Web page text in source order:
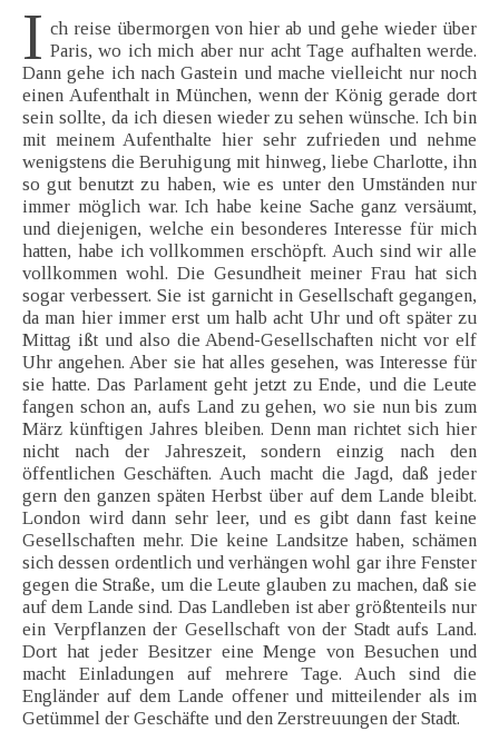
I ch reise übermorgen von hier ab und gehe wieder über
Paris, wo ich mich aber nur acht Tage aufhalten werde.
Dann gehe ich nach Gastein und mache vielleicht nur noch
einen Aufenthalt in München, wenn der König gerade dort
sein sollte, da ich diesen wieder zu sehen wünsche. Ich bin
mit meinem Aufenthalte hier sehr zufrieden und nehme
wenigstens die Beruhigung mit hinweg, liebe Charlotte, ihn
so gut benutzt zu haben, wie es unter den Umständen nur
immer möglich war. Ich habe keine Sache ganz versäumt,
und diejenigen, welche ein besonderes Interesse für mich
hatten, habe ich vollkommen erschöpft. Auch sind wir alle
vollkommen wohl. Die Gesundheit meiner Frau hat sich
sogar verbessert. Sie ist garnicht in Gesellschaft gegangen,
da man hier immer erst um halb acht Uhr und oft später zu
Mittag ißt und also die Abend-Gesellschaften nicht vor elf
Uhr angehen. Aber sie hat alles gesehen, was Interesse für
sie hatte. Das Parlament geht jetzt zu Ende, und die Leute
fangen schon an, aufs Land zu gehen, wo sie nun bis zum
März künftigen Jahres bleiben. Denn man richtet sich hier
nicht nach der Jahreszeit, sondern einzig nach den
öffentlichen Geschäften. Auch macht die Jagd, daß jeder
gern den ganzen späten Herbst über auf dem Lande bleibt.
London wird dann sehr leer, und es gibt dann fast keine
Gesellschaften mehr. Die keine Landsitze haben, schämen
sich dessen ordentlich und verhängen wohl gar ihre Fenster
gegen die Straße, um die Leute glauben zu machen, daß sie
auf dem Lande sind. Das Landleben ist aber größtenteils nur
ein Verpflanzen der Gesellschaft von der Stadt aufs Land.
Dort hat jeder Besitzer eine Menge von Besuchen und
macht Einladungen auf mehrere Tage. Auch sind die
Engländer auf dem Lande offener und mitteilender als im
Getümmel der Geschäfte und den Zerstreuungen der Stadt.